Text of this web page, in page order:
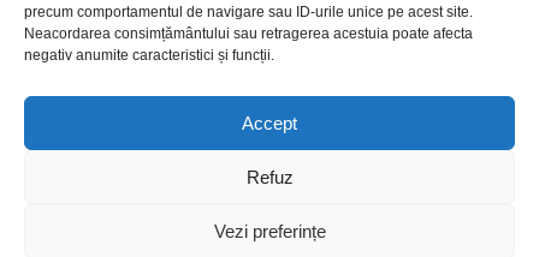
precum comportamentul de navigare sau ID-urile unice pe acest site.
Neacordarea consimțământului sau retragerea acestuia poate afecta
negativ anumite caracteristici și funcții.
Accept
Refuz
Vezi preferințe
Utile
Declarație cookie-uri
Contact